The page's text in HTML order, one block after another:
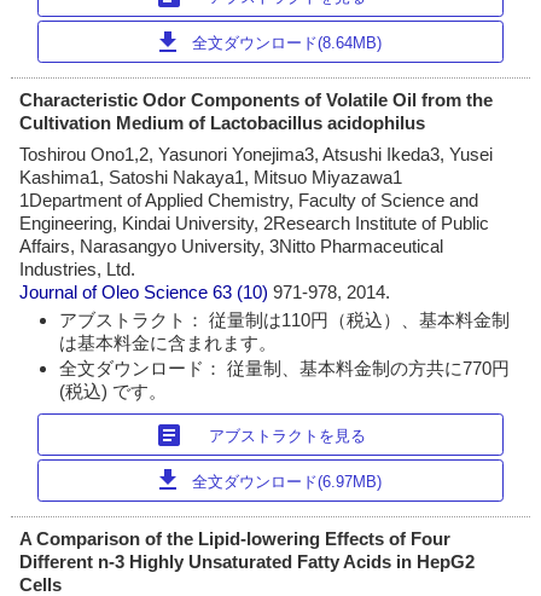
download 全文ダウンロード(8.64MB)
Characteristic Odor Components of Volatile Oil from the
Cultivation Medium of Lactobacillus acidophilus
Toshirou Ono1,2, Yasunori Yonejima3, Atsushi Ikeda3, Yusei
Kashima1, Satoshi Nakaya1, Mitsuo Miyazawa1
1Department of Applied Chemistry, Faculty of Science and
Engineering, Kindai University, 2Research Institute of Public
Affairs, Narasangyo University, 3Nitto Pharmaceutical
Industries, Ltd.
Journal of Oleo Science 63 (10)971-978, 2014.
アブストラクト： 従量制は110円（税込）、基本料金制
は基本料金に含まれます。
全文ダウンロード： 従量制、基本料金制の方共に770円
(税込) です。
article アブストラクトを見る
download 全文ダウンロード(6.97MB)
A Comparison of the Lipid-lowering Effects of Four
Different n-3 Highly Unsaturated Fatty Acids in HepG2
Cells